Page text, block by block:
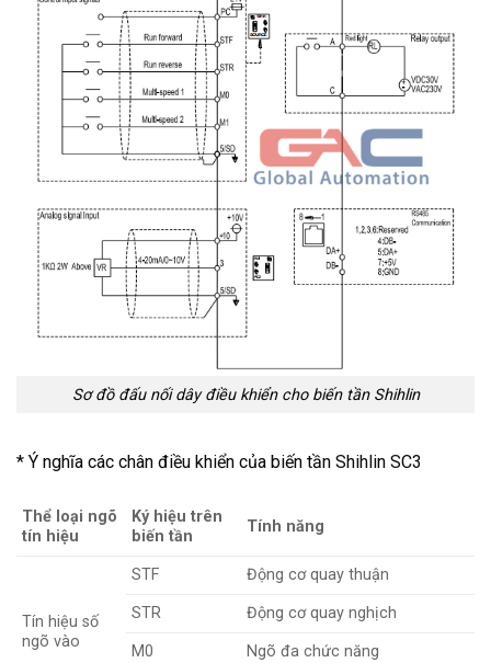
Sơ đồ đấu nối dây điều khiển cho biến tần Shihlin
* Ý nghĩa các chân điều khiển của biến tần Shihlin SC3
Thể loại ngõ
tín hiệu
Ký hiệu trên
biến tần
Tính năng
Tín hiệu số
ngõ vào
STF Động cơ quay thuận
STR Động cơ quay nghịch
M0 Ngõ đa chức năng